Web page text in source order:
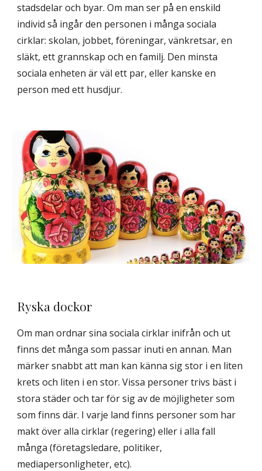
stadsdelar och byar. Om man ser på en enskild
individ så ingår den personen i många sociala
cirklar: skolan, jobbet, föreningar, vänkretsar, en
släkt, ett grannskap och en familj. Den minsta
sociala enheten är väl ett par, eller kanske en
person med ett husdjur.
Ryska dockor
Om man ordnar sina sociala cirklar inifrån och ut
finns det många som passar inuti en annan. Man
märker snabbt att man kan känna sig stor i en liten
krets och liten i en stor. Vissa personer trivs bäst i
stora städer och tar för sig av de möjligheter som
som finns där. I varje land finns personer som har
makt över alla cirklar (regering) eller i alla fall
många (företagsledare, politiker,
mediapersonligheter, etc).